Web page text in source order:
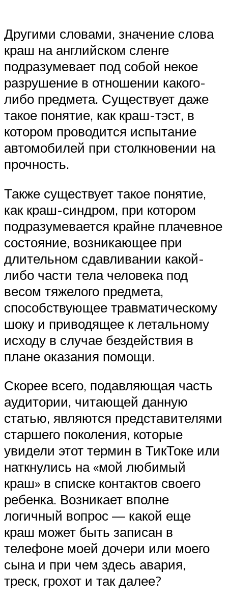
Другими словами, значение слова
краш на английском сленге
подразумевает под собой некое
разрушение в отношении какого-
либо предмета. Существует даже
такое понятие, как краш-тэст, в
котором проводится испытание
автомобилей при столкновении на
прочность.
Также существует такое понятие,
как краш-синдром, при котором
подразумевается крайне плачевное
состояние, возникающее при
длительном сдавливании какой-
либо части тела человека под
весом тяжелого предмета,
способствующее травматическому
шоку и приводящее к летальному
исходу в случае бездействия в
плане оказания помощи.
Скорее всего, подавляющая часть
аудитории, читающей данную
статью, являются представителями
старшего поколения, которые
увидели этот термин в ТикТоке или
наткнулись на «мой любимый
краш» в списке контактов своего
ребенка. Возникает вполне
логичный вопрос — какой еще
краш может быть записан в
телефоне моей дочери или моего
сына и при чем здесь авария,
треск, грохот и так далее?